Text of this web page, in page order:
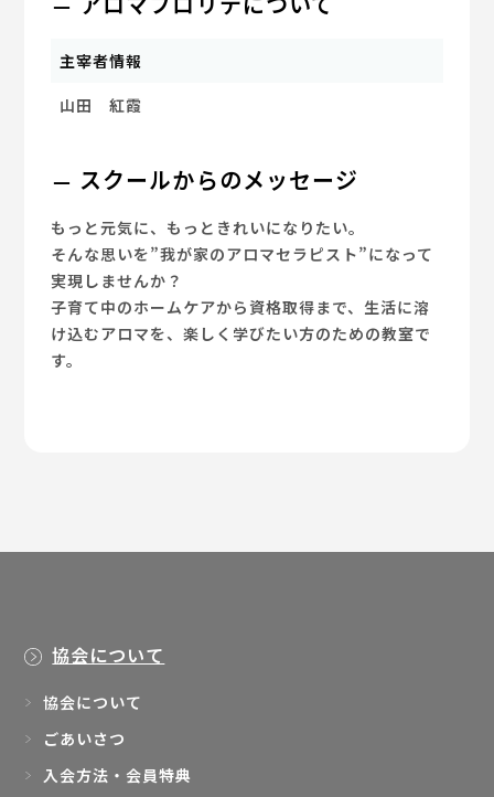
主宰者情報
山田 紅霞
スクールからのメッセージ
もっと元気に、もっときれいになりたい。
そんな思いを”我が家のアロマセラピスト”になって
実現しませんか？
子育て中のホームケアから資格取得まで、生活に溶
け込むアロマを、楽しく学びたい方のための教室で
す。
協会について
協会について
ごあいさつ
入会方法・会員特典